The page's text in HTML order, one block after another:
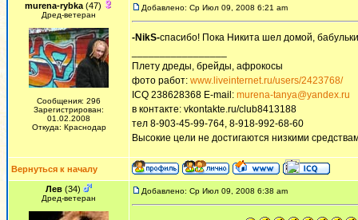
murena-rybka (47)
Дред-ветеран
Сообщения: 296
Зарегистрирован:
01.02.2008
Откуда: Краснодар
Добавлено: Ср Июл 09, 2008 6:21 am
-NikS-спасибо! Пока Никита шел домой,
Плету дреды, брейды, афрокосы
фото работ: www.liveinternet.ru/users/2423768/
ICQ 238628368 E-mail: murena-tanya@yandex.ru
в контакте: vkontakte.ru/club8413188
тел 8-903-45-99-764, 8-918-992-68-60
Высокие цели не достигаются низкими
Вернуться к началу
Лев (34)
Дред-ветеран
Добавлено: Ср Июл 09, 2008 6:38 am